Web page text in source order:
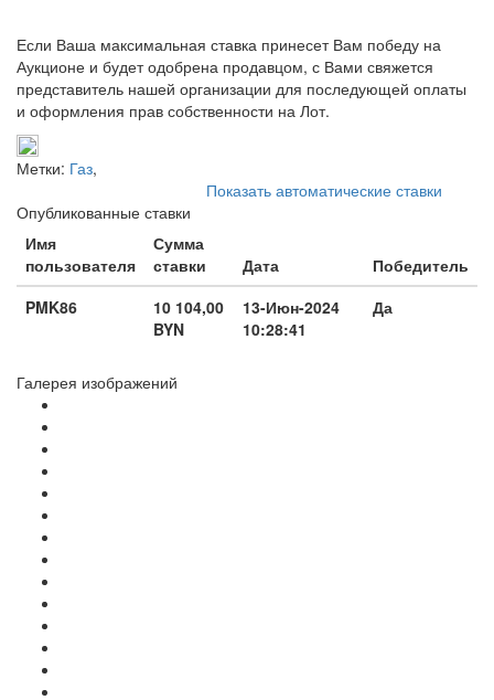
Если Ваша максимальная ставка принесет Вам победу на
Аукционе и будет одобрена продавцом, с Вами свяжется
представитель нашей организации для последующей оплаты
и оформления прав собственности на Лот.
Метки: Газ,
Показать автоматические ставки
Опубликованные ставки
Имя
пользователя
Сумма
ставки
Дата
Победитель
PMK86
10 104,00
BYN
13-Июн-2024
10:28:41
Да
Галерея изображений